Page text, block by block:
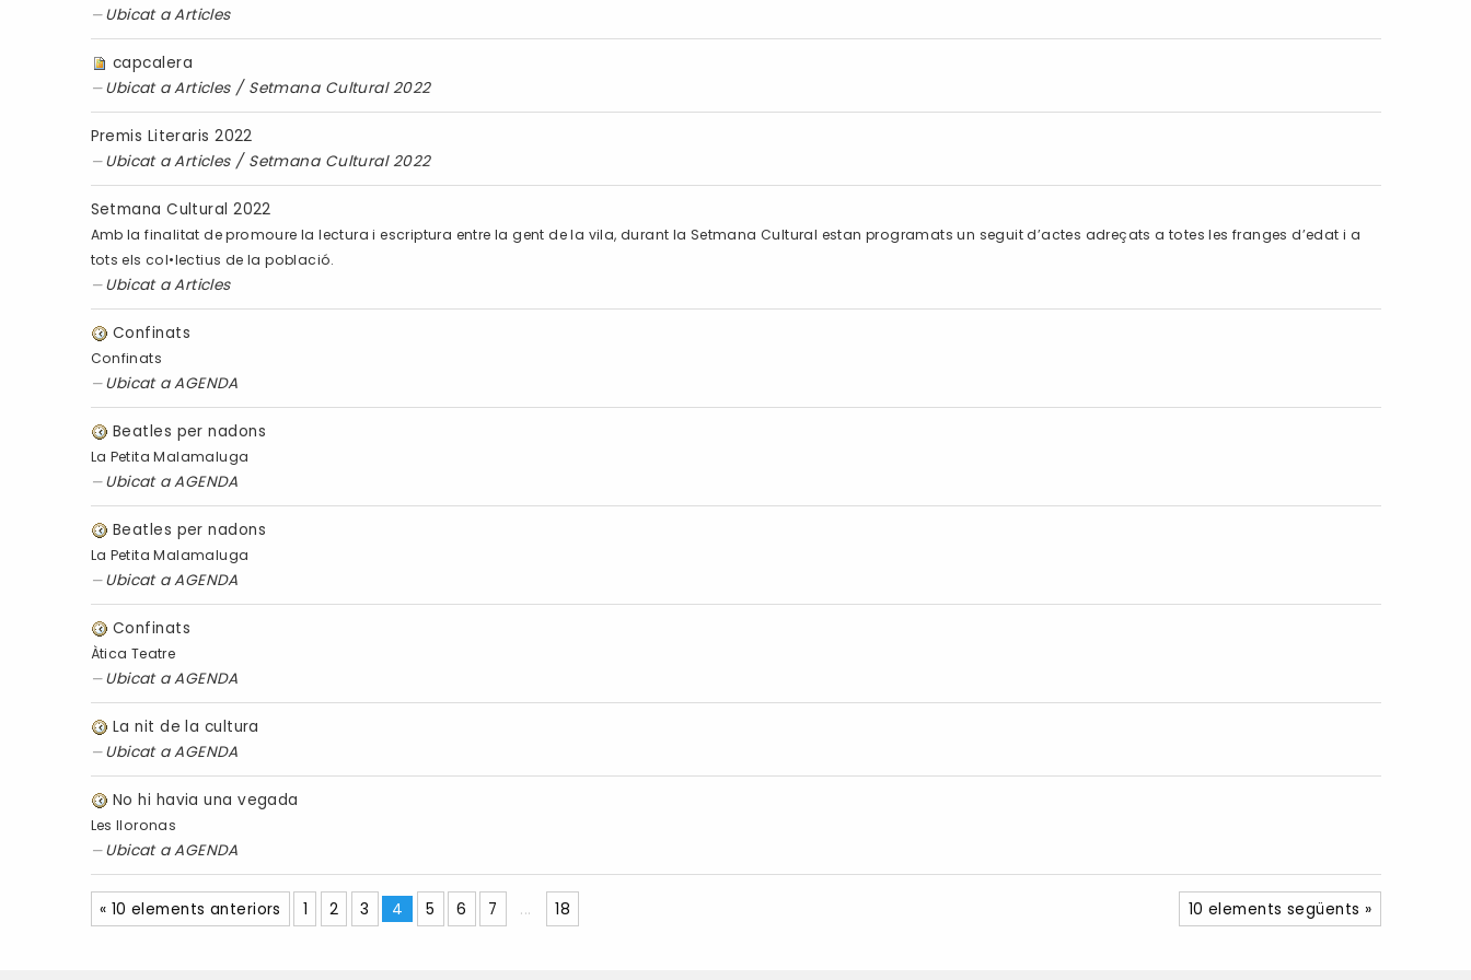
Ubicat aArticles
capcalera
Ubicat aArticles / Setmana Cultural 2022
Premis Literaris 2022
Ubicat aArticles / Setmana Cultural 2022
Setmana Cultural 2022
Amb la finalitat de promoure la lectura i escriptura entre la gent de la vila, durant la Setmana Cultural estan programats un seguit d’actes adreçats a totes les franges d’edat i a
tots els col•lectius de la població.
Ubicat aArticles
Confinats
Confinats
Ubicat aAGENDA
Beatles per nadons
La Petita Malamaluga
Ubicat aAGENDA
Beatles per nadons
La Petita Malamaluga
Ubicat aAGENDA
Confinats
Àtica Teatre
Ubicat aAGENDA
La nit de la cultura
Ubicat aAGENDA
No hi havia una vegada
Les lloronas
Ubicat aAGENDA
« 10 elements anteriors 10 elements següents »
1 2 3 4 5 6 7 ... 18